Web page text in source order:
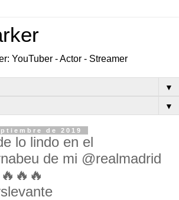
YouTuber - Actor - Streamer
▼
▼
de 2019
lo lindo en el
de mi @realmadrid